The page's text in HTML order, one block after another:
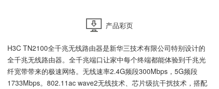
产品彩页
H3C TN2100全千兆无线路由器是新华三技术有限公司特别设计的
全千兆无线路由器。全千兆端口让家中每个终端都能体验到千兆光
纤宽带带来的极速网络。无线速率2.4G频段300Mbps，5G频段
1733Mbps。802.11ac wave2无线技术、芯片级抗干扰技术，搭配